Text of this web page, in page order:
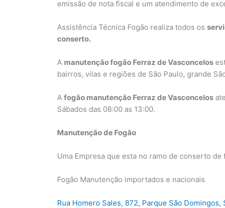
emissão de nota fiscal e um atendimento de
Assistência Técnica Fogão realiza todos os
conserto.
A manutenção fogão Ferraz de Vasconcelos
bairros, vilas e regiões de São Paulo, grande
A fogão manutenção Ferraz de Vasconcelos
Sábados das 08:00 as 13:00.
Manutenção de Fogão
Uma Empresa que esta no ramo de conserto
Fogão Manutenção importados e nacionais
Rua Homero Sales, 872, Parque São Domingos,